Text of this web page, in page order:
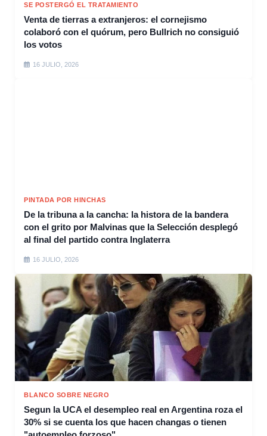
SE POSTERGÓ EL TRATAMIENTO
Venta de tierras a extranjeros: el cornejismo
colaboró con el quórum, pero Bullrich no consiguió
los votos
16 JULIO, 2026
PINTADA POR HINCHAS
De la tribuna a la cancha: la histora de la bandera
con el grito por Malvinas que la Selección desplegó
al final del partido contra Inglaterra
16 JULIO, 2026
BLANCO SOBRE NEGRO
Segun la UCA el desempleo real en Argentina roza el
30% si se cuenta los que hacen changas o tienen